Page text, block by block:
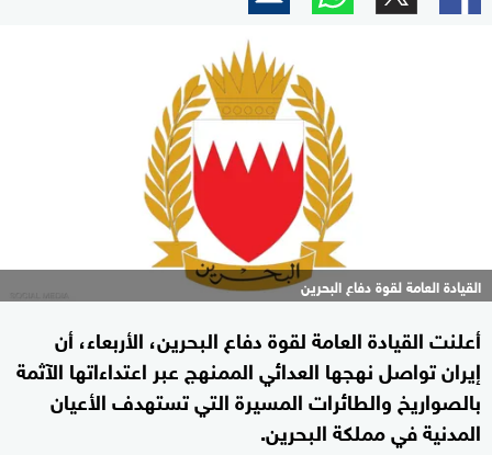
القيادة العامة لقوة دفاع البحرين
أعلنت القيادة العامة لقوة دفاع البحرين، الأربعاء، أن
إيران تواصل نهجها العدائي الممنهج عبر اعتداءاتها الآثمة
بالصواريخ والطائرات المسيرة التي تستهدف الأعيان
المدنية في مملكة البحرين.